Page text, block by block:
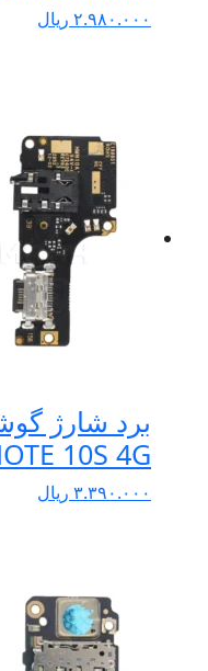
۲.۹۸۰.۰۰۰ ریال
برد شارژ
10S 4G
۳.۳۹۰.۰۰۰ریال